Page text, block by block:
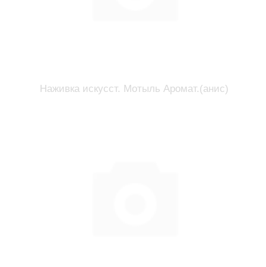
Наживка искусст. Мотыль Аромат.(анис)